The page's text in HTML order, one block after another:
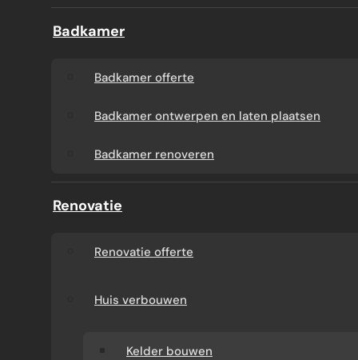
Badkamer
Badkamer offerte
Badkamer ontwerpen en laten plaatsen
Badkamer renoveren
Renovatie
Renovatie offerte
Huis verbouwen
Kelder bouwen